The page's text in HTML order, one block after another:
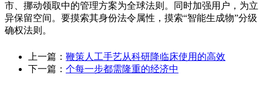
市、挪动领取中的管理方案为全球法则。同时加强用户，为立
异保留空间。要摸索其身份法令属性，摸索“智能生成物”分级
确权法则。
上一篇： 鞭策人工手艺从科研降临床使用的高效
下一篇： 个每一步都需隆重的经济中